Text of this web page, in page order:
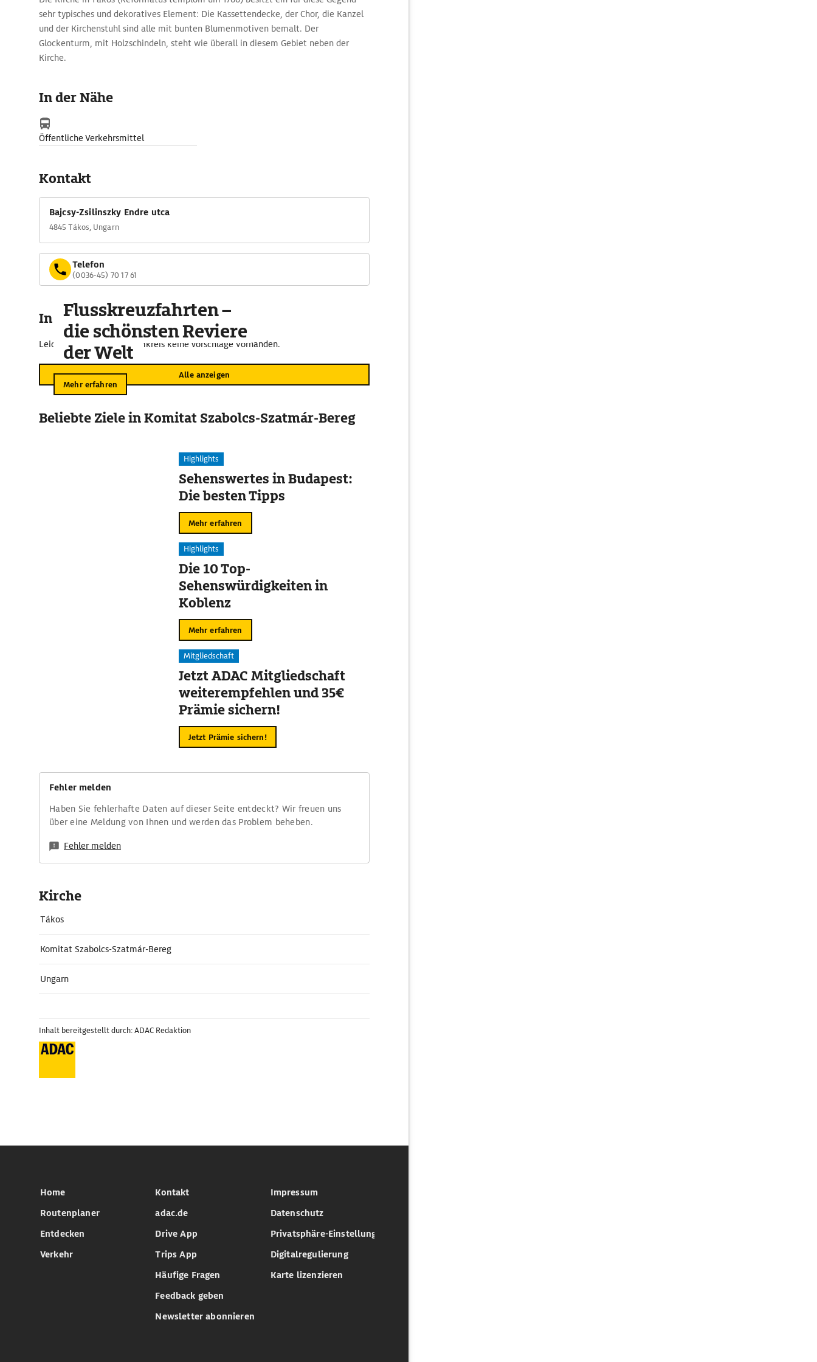
sehr typisches und dekoratives Element: Die Kassettendecke, der Chor, die Kanzel
und der Kirchenstuhl sind alle mit bunten Blumenmotiven bemalt. Der
Glockenturm, mit Holzschindeln, steht wie überall in diesem Gebiet neben der
Kirche.
In der Nähe
Öffentliche Verkehrsmittel
Kontakt
Bajcsy-Zsilinszky Endre utca
4845 Tákos, Ungarn
Telefon
(0036-45) 70 17 61
In der Umgebung
Leider sind im näheren Umkreis keine Vorschläge vorhanden.
Alle anzeigen
Flusskreuzfahrten –
die schönsten Reviere
der Welt
Mehr erfahren
Beliebte Ziele in Komitat Szabolcs-Szatmár-Bereg
Highlights
Sehenswertes in Budapest:
Die besten Tipps
Mehr erfahren
Highlights
Die 10 Top-
Sehenswürdigkeiten in
Koblenz
Mehr erfahren
Mitgliedschaft
Jetzt ADAC Mitgliedschaft
weiterempfehlen und 35€
Prämie sichern!
Jetzt Prämie sichern!
Fehler melden
Haben Sie fehlerhafte Daten auf dieser Seite entdeckt? Wir freuen uns
über eine Meldung von Ihnen und werden das Problem beheben.
Fehler melden
Kirche
Tákos
Komitat Szabolcs-Szatmár-Bereg
Ungarn
Inhalt bereitgestellt durch: ADAC Redaktion
Home
Routenplaner
Entdecken
Verkehr
Kontakt
adac.de
Drive App
Trips App
Häufige Fragen
Feedback geben
Newsletter abonnieren
Impressum
Datenschutz
Privatsphäre-Einstellungen
Digitalregulierung
Karte lizenzieren